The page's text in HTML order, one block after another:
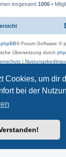
Cookies, um dir
bei der
insgesamt 1006 •
phpBB® Forum Software ©
Übersetzung durch
|